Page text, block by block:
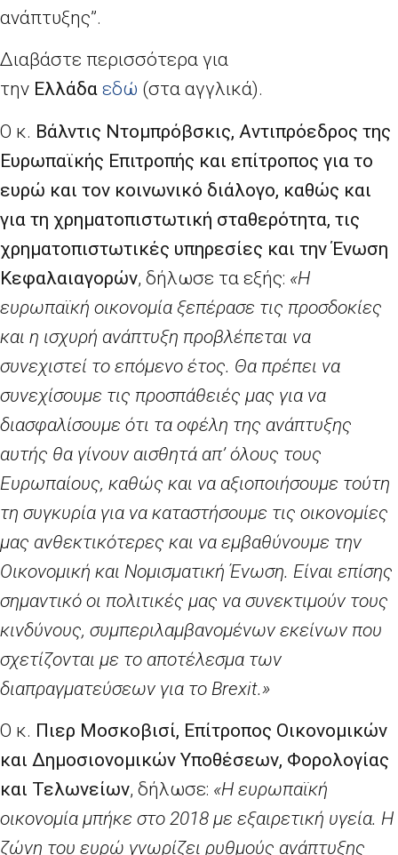
ανάπτυξης”.
Διαβάστε περισσότερα για
την Ελλάδα εδώ (στα αγγλικά).
Ο κ. Βάλντις Ντομπρόβσκις, Aντιπρόεδρος της
Ευρωπαϊκής Επιτροπής και επίτροπος για το
ευρώ και τον κοινωνικό διάλογο, καθώς και
για τη χρηματοπιστωτική σταθερότητα, τις
χρηματοπιστωτικές υπηρεσίες και την Ένωση
Κεφαλαιαγορών, δήλωσε τα εξής: «Η
ευρωπαϊκή οικονομία ξεπέρασε τις προσδοκίες
και η ισχυρή ανάπτυξη προβλέπεται να
συνεχιστεί το επόμενο έτος. Θα πρέπει να
συνεχίσουμε τις προσπάθειές μας για να
διασφαλίσουμε ότι τα οφέλη της ανάπτυξης
αυτής θα γίνουν αισθητά απ’ όλους τους
Ευρωπαίους, καθώς και να αξιοποιήσουμε τούτη
τη συγκυρία για να καταστήσουμε τις οικονομίες
μας ανθεκτικότερες και να εμβαθύνουμε την
Οικονομική και Νομισματική Ένωση. Είναι επίσης
σημαντικό οι πολιτικές μας να συνεκτιμούν τους
κινδύνους, συμπεριλαμβανομένων εκείνων που
σχετίζονται με το αποτέλεσμα των
διαπραγματεύσεων για το Brexit.»
Ο κ. Πιερ Μοσκοβισί, Eπίτροπος Οικονομικών
και Δημοσιονομικών Υποθέσεων, Φορολογίας
και Τελωνείων, δήλωσε: «Η ευρωπαϊκή
οικονομία μπήκε στο 2018 με εξαιρετική υγεία. Η
ζώνη του ευρώ γνωρίζει ρυθμούς ανάπτυξης